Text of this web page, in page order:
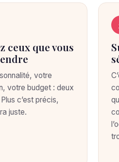
ceux que vous
votre
votre budget : deux
c’est précis,
juste.